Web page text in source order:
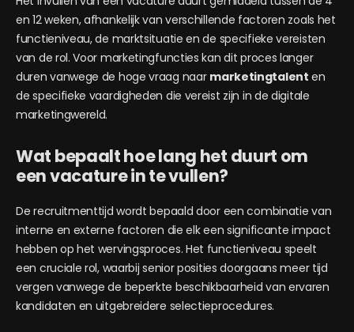
en 12 weken, afhankelijk van verschillende factoren zoals het
functieniveau, de marktsituatie en de specifieke vereisten
van de rol. Voor marketingfuncties kan dit proces langer
duren vanwege de hoge vraag naar marketingtalent en
de specifieke vaardigheden die vereist zijn in de digitale
marketingwereld.
Wat bepaalt hoe lang het duurt om
een vacature in te vullen?
De recruitmenttijd wordt bepaald door een combinatie van
interne en externe factoren die elk een significante impact
hebben op het wervingsproces. Het functieniveau speelt
een cruciale rol, waarbij senior posities doorgaans meer tijd
vergen vanwege de beperkte beschikbaarheid van ervaren
kandidaten en uitgebreidere selectieprocedures.